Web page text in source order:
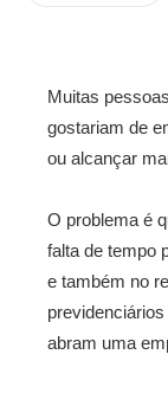
Muitas
gostariam de
ou alcançar
O problema é
falta de tempo
e também no
abram uma